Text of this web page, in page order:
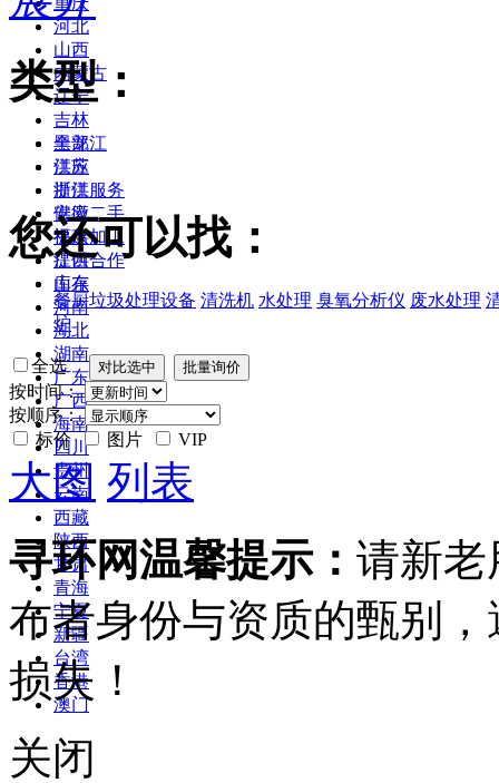
河北
山西
内蒙古
辽宁
吉林
黑龙江
江苏
浙江
安徽
福建
江西
山东
河南
湖北
湖南
广东
广西
海南
四川
贵州
云南
西藏
陕西
甘肃
青海
宁夏
新疆
台湾
香港
澳门
类型：
全部
供应
提供服务
供应二手
提供加工
提供合作
库存
您还可以找：
餐厨垃圾处理设备 清洗机 水处理 臭氧分析仪 废水处理
炉
全选
按时间：
按顺序：
标价
图片 VIP
大图 列表
寻环网温馨提示： 请新老
布者身份与资质的甄别
损失！
关闭